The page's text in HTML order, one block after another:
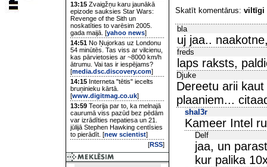
13:15 Zvaigžņu karu jaunākā
epizode sauksies Star Wars:
Revenge of the Sith un
noskatīties to varēsim 2005.
gada maijā. [yahoo news]
14:51 No Ņujorkas uz Londonu
54 minūtēs. Tas viss ar vilcienu,
kas pārvietosies ar ~8000 km/h
ātrumu. Vai tas ir iespējams?
[media.dsc.discovery.com]
14:15 Interneta "tētis" iecelts
bruņinieku kārtā.
[www.digitmag.co.uk]
13:59 Teorija par to, ka melnajā
caurumā viss pazūd bez pēdām
var izrādīties nepatiesa un 21.
jūlijā Stephen Hawking centīsies
to pierādīt. [new scientist]
[RSS]
Skatīt komentārus: viltīgi
bla
uj jaa..
freds
laps raksts,
Djuke
Dereetu arii
plaaniem...
shal3r
Kameer Intel
Delf
jaa, un
kur palika